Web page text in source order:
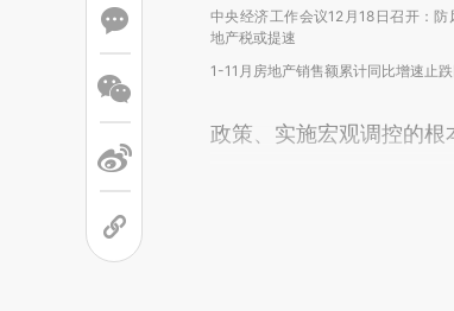
中央经济工作会议12月18日召开：防
地产税或提速
1-11月房地产销售额累计同比增速止
政策、实施宏观调控的根